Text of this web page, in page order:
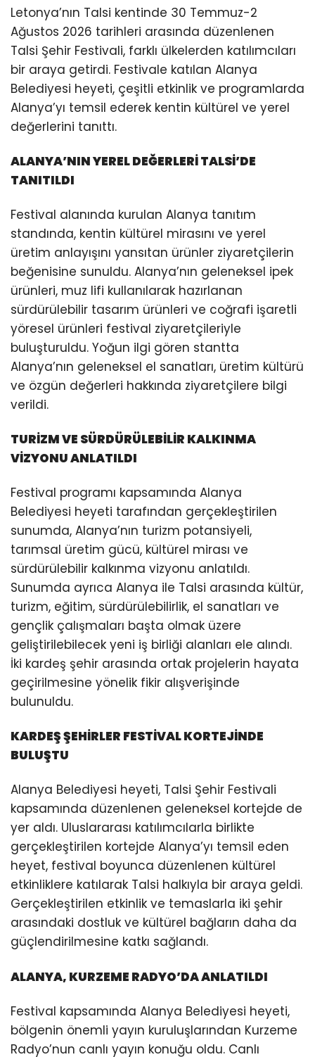
Letonya’nın Talsi kentinde 30 Temmuz-2
Ağustos 2026 tarihleri arasında düzenlenen
Talsi Şehir Festivali, farklı ülkelerden katılımcıları
bir araya getirdi. Festivale katılan Alanya
Belediyesi heyeti, çeşitli etkinlik ve programlarda
Alanya’yı temsil ederek kentin kültürel ve yerel
değerlerini tanıttı.
ALANYA’NIN YEREL DEĞERLERİ TALSİ’DE
TANITILDI
Festival alanında kurulan Alanya tanıtım
standında, kentin kültürel mirasını ve yerel
üretim anlayışını yansıtan ürünler ziyaretçilerin
beğenisine sunuldu. Alanya’nın geleneksel ipek
ürünleri, muz lifi kullanılarak hazırlanan
sürdürülebilir tasarım ürünleri ve coğrafi işaretli
yöresel ürünleri festival ziyaretçileriyle
buluşturuldu. Yoğun ilgi gören stantta
Alanya’nın geleneksel el sanatları, üretim kültürü
ve özgün değerleri hakkında ziyaretçilere bilgi
verildi.
TURİZM VE SÜRDÜRÜLEBİLİR KALKINMA
VİZYONU ANLATILDI
Festival programı kapsamında Alanya
Belediyesi heyeti tarafından gerçekleştirilen
sunumda, Alanya’nın turizm potansiyeli,
tarımsal üretim gücü, kültürel mirası ve
sürdürülebilir kalkınma vizyonu anlatıldı.
Sunumda ayrıca Alanya ile Talsi arasında kültür,
turizm, eğitim, sürdürülebilirlik, el sanatları ve
gençlik çalışmaları başta olmak üzere
geliştirilebilecek yeni iş birliği alanları ele alındı.
İki kardeş şehir arasında ortak projelerin hayata
geçirilmesine yönelik fikir alışverişinde
bulunuldu.
KARDEŞ ŞEHİRLER FESTİVAL KORTEJİNDE
BULUŞTU
Alanya Belediyesi heyeti, Talsi Şehir Festivali
kapsamında düzenlenen geleneksel kortejde de
yer aldı. Uluslararası katılımcılarla birlikte
gerçekleştirilen kortejde Alanya’yı temsil eden
heyet, festival boyunca düzenlenen kültürel
etkinliklere katılarak Talsi halkıyla bir araya geldi.
Gerçekleştirilen etkinlik ve temaslarla iki şehir
arasındaki dostluk ve kültürel bağların daha da
güçlendirilmesine katkı sağlandı.
ALANYA, KURZEME RADYO’DA ANLATILDI
Festival kapsamında Alanya Belediyesi heyeti,
bölgenin önemli yayın kuruluşlarından Kurzeme
Radyo’nun canlı yayın konuğu oldu. Canlı